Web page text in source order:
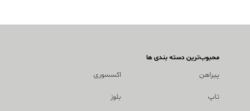
محبوب‌ترین دسته بندی ها
پیراهن
تاپ
اکسسوری
بلوز